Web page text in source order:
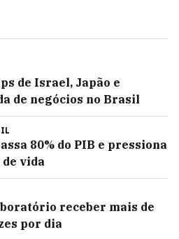
de Israel, Japão e
de negócios no Brasil
80% do PIB e pressiona
vida
receber mais de
por dia